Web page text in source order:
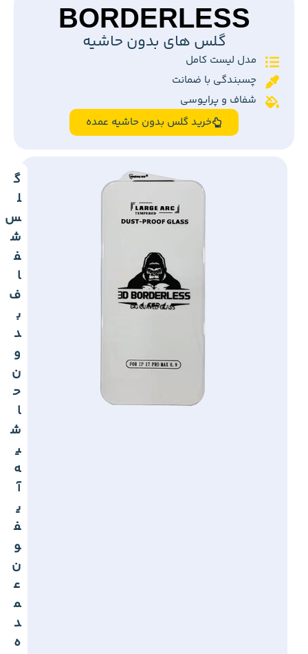
BORDERLESS
گلس های بدون حاشیه
مدل لیست کامل
چسبندگی با ضمانت
شفاف و پرایوسی
خرید گلس بدون حاشیه عمده
گ
ل
س
ش
ف
ا
ف
ب
د
و
ن
ح
ا
ش
ی
ه
آ
ی
ف
و
ن
ع
م
د
ه